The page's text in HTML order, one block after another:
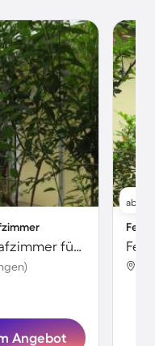
Tolles Apartment mit 1 Schlafzimmer für 2 Personen
Angebot
ab